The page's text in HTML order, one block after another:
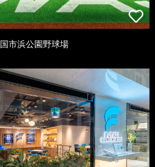
国市浜公園野球場